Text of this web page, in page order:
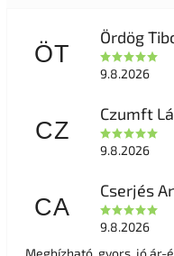
ÖT
Ördög
9.8.2026
CZ
Czumft
9.8.2026
CA
Cserjés
9.8.2026